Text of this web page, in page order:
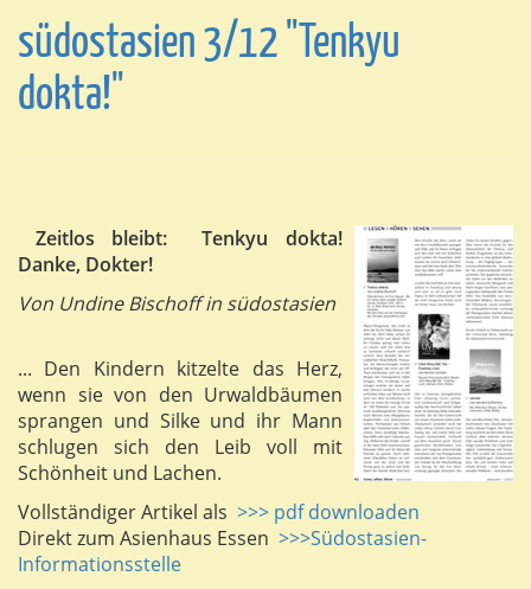
südostasien 3/12 "Tenkyu
dokta!"
Zeitlos bleibt: Tenkyu dokta!
Danke, Dokter!
Von Undine Bischoff in südostasien
... Den Kindern kitzelte das Herz,
wenn sie von den Urwaldbäumen
sprangen und Silke und ihr Mann
schlugen sich den Leib voll mit
Schönheit und Lachen.
Vollständiger Artikel als >>> pdf downloaden
Direkt zum Asienhaus Essen >>>Südostasien-
Informationsstelle